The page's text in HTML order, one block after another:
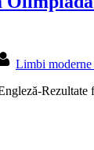
Limbi moderne
Rezultate